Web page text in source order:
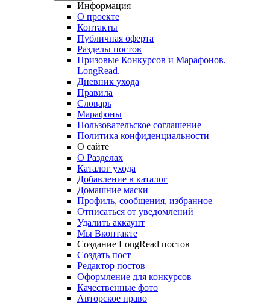
Информация
О проекте
Контакты
Публичная оферта
Разделы постов
Призовые Конкурсов и Марафонов.
LongRead.
Дневник ухода
Правила
Словарь
Марафоны
Пользовательское соглашение
Политика конфиденциальности
О сайте
О Разделах
Каталог ухода
Добавление в каталог
Домашние маски
Профиль, сообщения, избранное
Отписаться от уведомлений
Удалить аккаунт
Мы Вконтакте
Создание LongRead постов
Создать пост
Редактор постов
Оформление для конкурсов
Качественные фото
Авторское право